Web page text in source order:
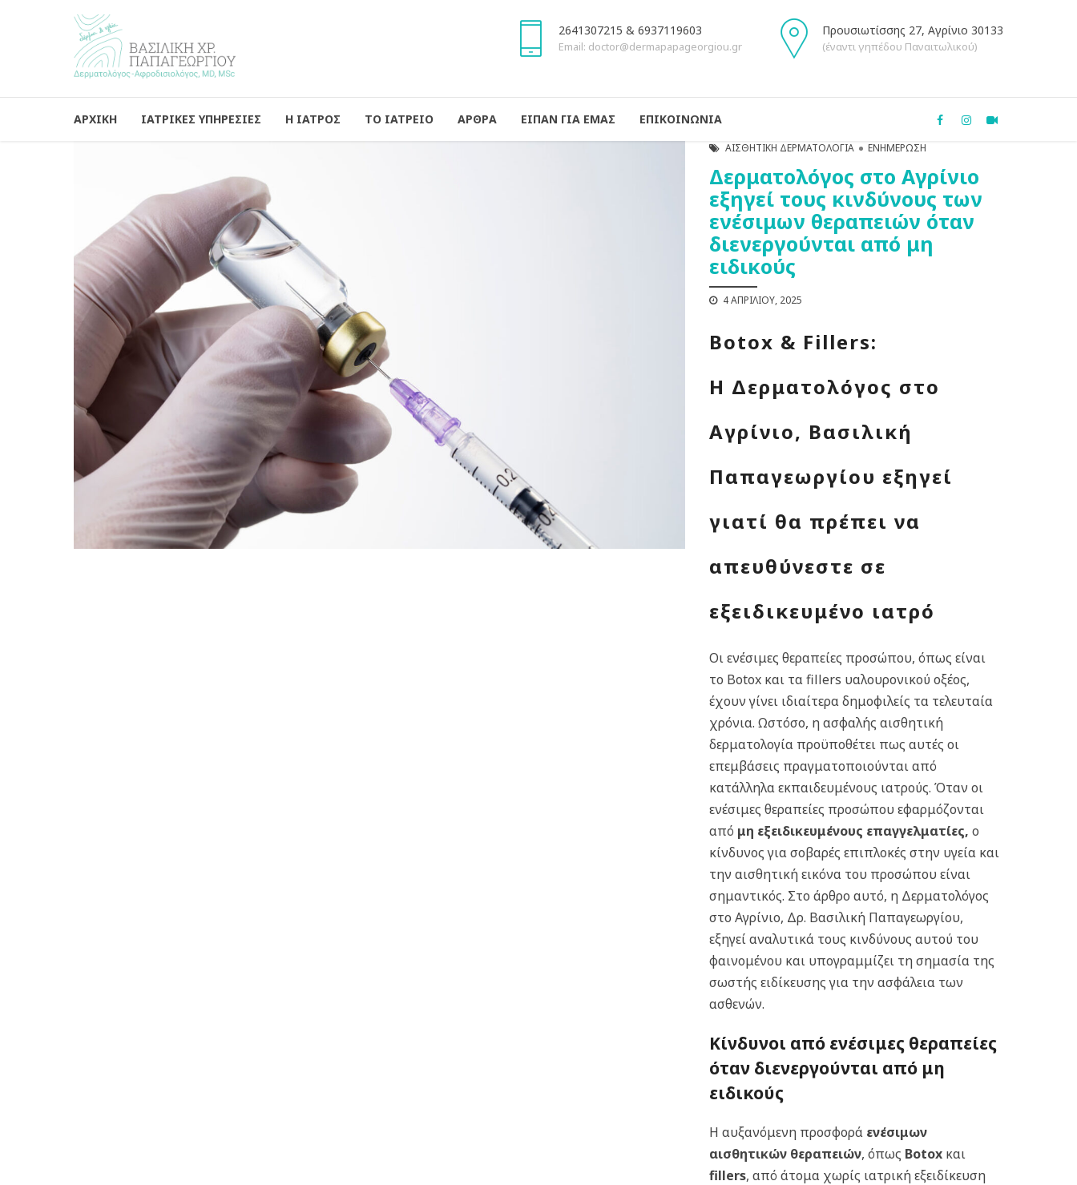
2641307215 & 6937119603
Email: doctor@dermapapageorgiou.gr
Προυσιωτίσσης 27, Αγρίνιο 30133
(έναντι γηπέδου Παναιτωλικού)
ΑΡΧΙΚΗ ΙΑΤΡΙΚΕΣ ΥΠΗΡΕΣΙΕΣ Η ΙΑΤΡΟΣ ΤΟ ΙΑΤΡΕΙΟ ΑΡΘΡΑ ΕΙΠΑΝ ΓΙΑ ΕΜΑΣ ΕΠΙΚΟΙΝΩΝΙΑ
ΑΙΣΘΗΤΙΚΉ ΔΕΡΜΑΤΟΛΟΓΊΑ ΕΝΗΜΈΡΩΣΗ
Δερματολόγος στο Αγρίνιο
εξηγεί τους κινδύνους των
ενέσιμων θεραπειών όταν
διενεργούνται από μη
ειδικούς
4 ΑΠΡΙΛΊΟΥ, 2025
Botox & Fillers:
Η Δερματολόγος στο
Αγρίνιο, Βασιλική
Παπαγεωργίου εξηγεί
γιατί θα πρέπει να
απευθύνεστε σε
εξειδικευμένο ιατρό
Οι ενέσιμες θεραπείες προσώπου, όπως είναι
το Botox και τα fillers υαλουρονικού οξέος,
έχουν γίνει ιδιαίτερα δημοφιλείς τα τελευταία
χρόνια.Ωστόσο, η ασφαλής αισθητική
δερματολογία προϋποθέτει πως αυτές οι
επεμβάσεις πραγματοποιούνται από
κατάλληλα εκπαιδευμένους ιατρούς. Όταν οι
ενέσιμες θεραπείες προσώπου εφαρμόζονται
από μη εξειδικευμένους επαγγελματίες, ο
κίνδυνος για σοβαρές επιπλοκές στην υγεία και
την αισθητική εικόνα του προσώπου είναι
σημαντικός. Στο άρθρο αυτό, η Δερματολόγος
στο Αγρίνιο, Δρ. Βασιλική Παπαγεωργίου,
εξηγεί αναλυτικά τους κινδύνους αυτού του
φαινομένου και υπογραμμίζει τη σημασία της
σωστής ειδίκευσης για την ασφάλεια των
ασθενών.
Κίνδυνοι από ενέσιμες θεραπείες
όταν διενεργούνται από μη
ειδικούς
Η αυξανόμενη προσφορά ενέσιμων
αισθητικών θεραπειών, όπως Botox και
fillers, από άτομα χωρίς ιατρική εξειδίκευση